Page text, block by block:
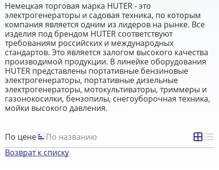
Немецкая торговая марка HUTER - это
электрогенераторы и садовая техника, по которым
компания является одним из лидеров на рынке. Все
изделия под брендом HUTER соответствуют
требованиям российских и международных
стандартов. Это является залогом высокого качества
производимой продукции. В линейке оборудования
HUTER представлены портативные бензиновые
электрогенераторы, портативные дизельные
электрогенераторы, мотокультиваторы, триммеры и
газонокосилки, бензопилы, снегоуборочная техника,
мойки высокого давления.
По цене
По названию
Возврат к списку